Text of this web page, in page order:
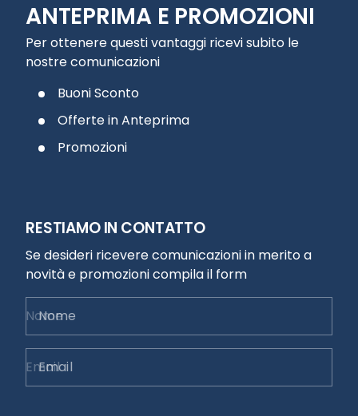
ANTEPRIMA E PROMOZIONI
Per ottenere questi vantaggi ricevi subito le
nostre comunicazioni
Buoni Sconto
Offerte in Anteprima
Promozioni
RESTIAMO IN CONTATTO
Se desideri ricevere comunicazioni in merito a
novità e promozioni compila il form
Nome
Email